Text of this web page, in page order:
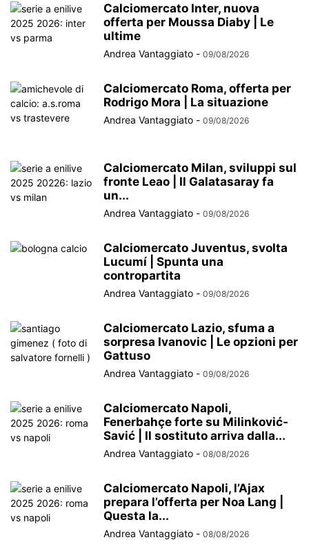
Calciomercato Inter, nuova
offerta per Moussa Diaby | Le
ultime
Andrea Vantaggiato - 09/08/2026
Calciomercato Roma, offerta per
Rodrigo Mora | La situazione
Andrea Vantaggiato - 09/08/2026
Calciomercato Milan, sviluppi sul
fronte Leao | Il Galatasaray fa
un...
Andrea Vantaggiato - 09/08/2026
Calciomercato Juventus, svolta
Lucumí | Spunta una
contropartita
Andrea Vantaggiato - 09/08/2026
Calciomercato Lazio, sfuma a
sorpresa Ivanovic | Le opzioni per
Gattuso
Andrea Vantaggiato - 09/08/2026
Calciomercato Napoli,
Fenerbahçe forte su Milinković-
Savić | Il sostituto arriva dalla...
Andrea Vantaggiato - 08/08/2026
Calciomercato Napoli, l’Ajax
prepara l’offerta per Noa Lang |
Questa la...
Andrea Vantaggiato - 08/08/2026